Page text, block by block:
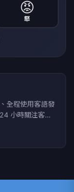
😡
怒
全程使用客語發
小時關注客家
！客家電視
讚加入粉絲行